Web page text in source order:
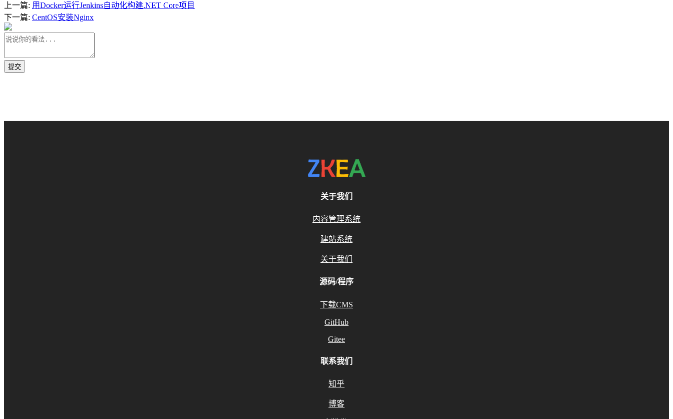
上一篇: 用Docker运行Jenkins自动化构建.NET Core项目
下一篇: CentOS安装Nginx
关于我们
内容管理系统
建站系统
关于我们
源码/程序
下载CMS
GitHub
Gitee
联系我们
知乎
博客